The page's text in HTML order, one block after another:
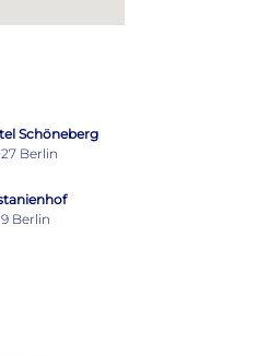
Schöneberg
Berlin
Berlin